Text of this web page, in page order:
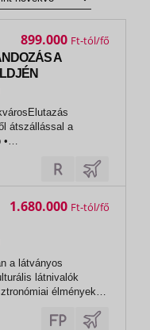
A
átszállással a
a szállodába. Szállás
Fokváros
899.000 Ft
a látványos
látnivalók
élmények
sokszínűsége
1.680.000 Ft